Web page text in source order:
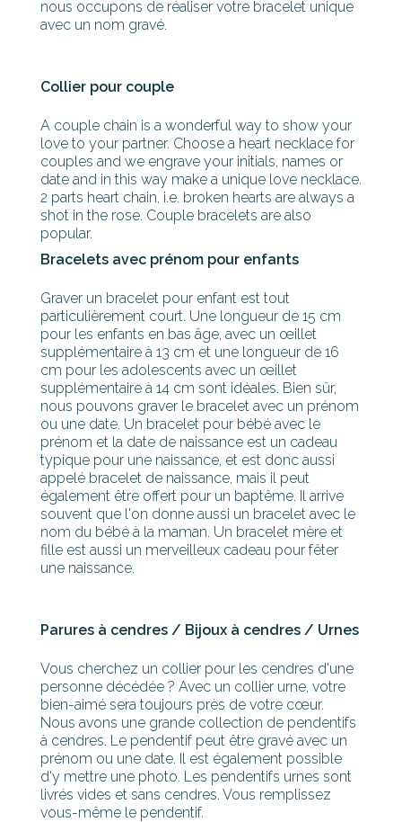
nous occupons de réaliser votre bracelet unique
avec un nom gravé.
Collier pour couple
A couple chain is a wonderful way to show your
love to your partner. Choose a heart necklace for
couples and we engrave your initials, names or
date and in this way make a unique love necklace.
2 parts heart chain, i.e. broken hearts are always a
shot in the rose. Couple bracelets are also
popular.
Bracelets avec prénom pour enfants
Graver un bracelet pour enfant est tout
particulièrement court. Une longueur de 15 cm
pour les enfants en bas âge, avec un œillet
supplémentaire à 13 cm et une longueur de 16
cm pour les adolescents avec un œillet
supplémentaire à 14 cm sont idéales. Bien sûr,
nous pouvons graver le bracelet avec un prénom
ou une date. Un bracelet pour bébé avec le
prénom et la date de naissance est un cadeau
typique pour une naissance, et est donc aussi
appelé bracelet de naissance, mais il peut
également être offert pour un baptême. Il arrive
souvent que l'on donne aussi un bracelet avec le
nom du bébé à la maman. Un bracelet mère et
fille est aussi un merveilleux cadeau pour fêter
une naissance.
Parures à cendres / Bijoux à cendres / Urnes
Vous cherchez un collier pour les cendres d'une
personne décédée ? Avec un collier urne, votre
bien-aimé sera toujours près de votre cœur.
Nous avons une grande collection de pendentifs
à cendres. Le pendentif peut être gravé avec un
prénom ou une date. Il est également possible
d'y mettre une photo. Les pendentifs urnes sont
livrés vides et sans cendres. Vous remplissez
vous-même le pendentif.